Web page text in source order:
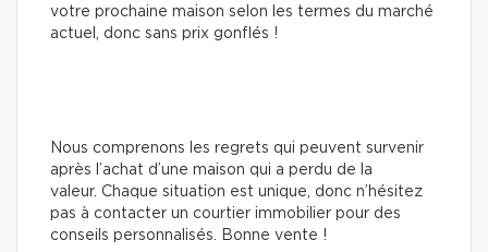
votre prochaine maison selon les termes du marché
actuel, donc sans prix gonflés !
Nous comprenons les regrets qui peuvent survenir
après l’achat d’une maison qui a perdu de la
valeur. Chaque situation est unique, donc n’hésitez
pas à contacter un courtier immobilier pour des
conseils personnalisés. Bonne vente !